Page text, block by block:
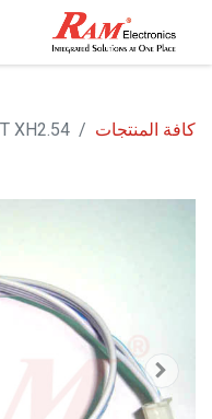
كافة المنتجات XH2.54